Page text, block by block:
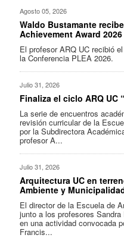
Agosto 05, 2026
Waldo Bustamante
Achievement Award 2026
El profesor ARQ UC recibió
la Conferencia PLEA 2026.
Julio 31, 2026
Finaliza el ciclo ARQ UC
La serie de encuentros
revisión curricular de la
por la Subdirectora
profesor A...
Julio 31, 2026
Arquitectura UC en
Ambiente y
El director de la Escuela de
junto a los profesores
en una actividad convocada
Francis...